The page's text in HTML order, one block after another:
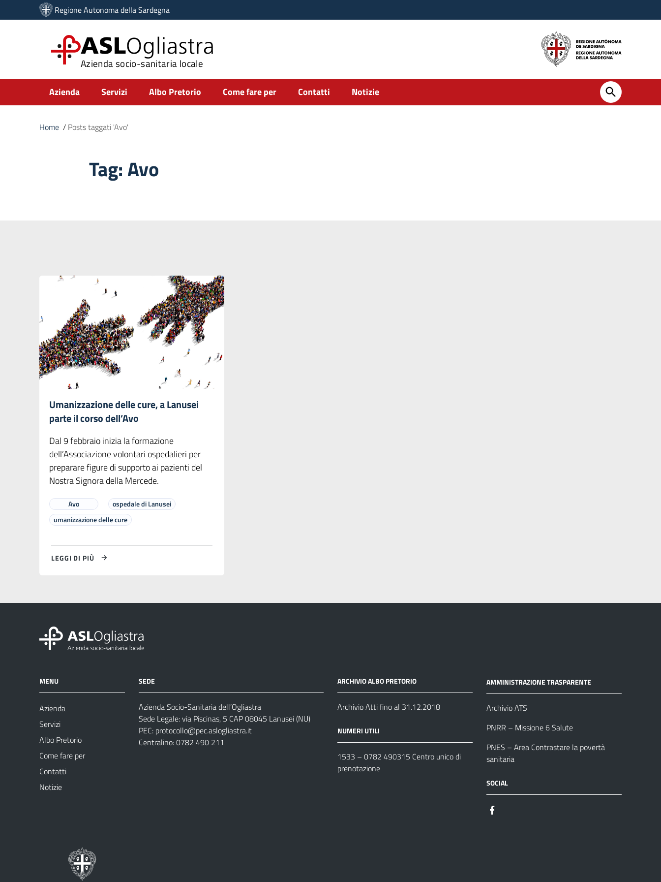
Vai ai contenuti
Vai al menu di navigazione
Regione Autonoma della Sardegna
ASLOgliastra
Azienda socio-sanitaria locale
Submenu
Azienda Servizi Albo Pretorio Come fare per Contatti Notizie
Home / Posts taggati 'Avo'
Tag:Avo
Umanizzazione delle cure, a Lanusei
parte il corso dell’Avo
Dal 9 febbraio inizia la formazione
dell’Associazione volontari ospedalieri per
preparare figure di supporto ai pazienti del
Nostra Signora della Mercede.
Avo
ospedale di Lanusei
umanizzazione delle cure
LEGGI DI PIÙ
MENU
Azienda
Servizi
Albo Pretorio
Come fare per
Contatti
Notizie
SEDE
Azienda Socio-Sanitaria dell’Ogliastra
Sede Legale: via Piscinas, 5 CAP 08045 Lanusei (NU)
PEC: protocollo@pec.aslogliastra.it
Centralino: 0782 490 211
ARCHIVIO ALBO PRETORIO
Archivio Atti fino al 31.12.2018
NUMERI UTILI
1533 – 0782 490315 Centro unico di
prenotazione
AMMINISTRAZIONE TRASPARENTE
Archivio ATS
PNRR – Missione 6 Salute
PNES – Area Contrastare la povertà
sanitaria
SOCIAL